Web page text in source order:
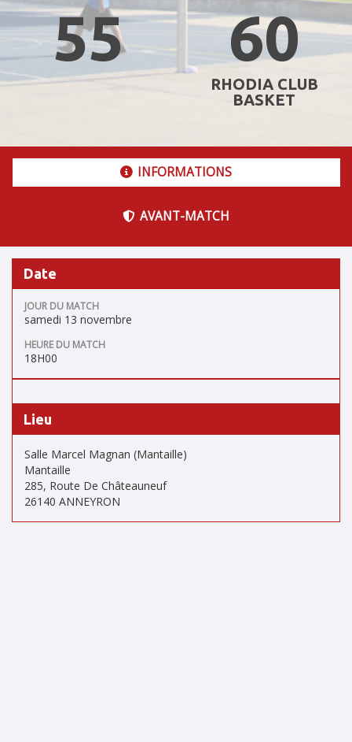
55 60
RHODIA CLUB
BASKET
INFORMATIONS
AVANT-MATCH
Date
JOUR DU MATCH
samedi 13 novembre
HEURE DU MATCH
18H00
Lieu
Salle Marcel Magnan (Mantaille)
Mantaille
285, Route De Châteauneuf
26140 ANNEYRON